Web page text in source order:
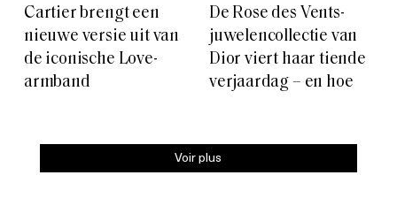
Cartier brengt een
nieuwe versie uit van
de iconische Love-
armband
De Rose des Vents-
juwelencollectie van
Dior viert haar tiende
verjaardag – en hoe
Voir plus